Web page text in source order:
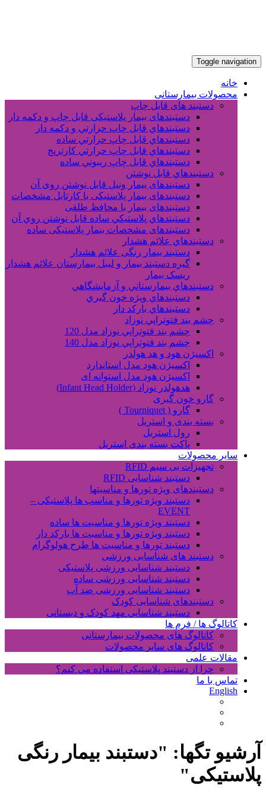
Toggle navigation
خانه
محصولات بیمارستانی
دستبند های قابل چاپ
دستبندهای بیمار پلاستیکی قابل چاپ و دکمه دار
دستبندهاي قابل چاپ حرارتي و دکمه دار
دستبندهاي قابل چاپ حرارتي ساده
دستبندهاي قابل چاپ حرارتي کارتريج
دستبندهاي قابل چاپ ريبوني ساده
دستبندهاي قابل نوشتن
دستبندهای بیمار ونیل قابل نوشتن روی آن
دستبندهای بیمار پلاستیکی با کارتابل مشخصات
دستبندهای بیمار با محافظ طلقی
دستبندهاي پلاستيکي ساده قابل نوشتن روي آن
دستبندهای مشخصات بیمار پلاستیکی ساده
دستبندهاي علائم هشدار
دستبند بیمار رنگی علائم هشدار
گیره دستبند بیمار و لیبل بیمارستان علائم هشدار
ریسک بیمار
دستبندهاي بيمارستاني و آزمايشگاهي
دستبندهاي ويژه خون گيري
دستبندهاي بارکد دار
چشم بند فتوتراپي نوزاد
چشم بند فتوتراپي نوزاد مدل 120
چشم بند فتوتراپي نوزاد مدل 140
اکسیژن هود و هد هولدر
اکسیژن هود مدل استاندارد
اکسیژن هود مدل استوانه ای
هدهولدر نوزاد (Infant Head Holder)
گارو خون گیری
گارو ( Tourniquet )
بسته بندی و استریل
رول استریل
پاکت بسته بندی استریل
سایر محصولات
تجهیزات بی سیم RFID
دستبند شناسایی RFID
دستبندهای ویژه تورها و مناسبتها
دستبند ویژه تورها و مناسب ها پلاستیکی –
EVENT
دستبند ویژه تورها و مناسبت ها ساده
دستبند ویژه تورها و مناسبت ها بارکد دار
دستبند تورها و مناسبت ها طرح هولوگرام
دستبند های شناسایی ورزشی
دستبند شناسایی ورزشی پلاستیکی
دستبند شناسایی ورزشی ساده
دستبند شناسایی ورزشی ضد آب
دستبندهای شناسایی کودک
دستبند شناسایی مهد کودک و دبستانی
کاتالوگ ها / فرم ها
کاتالوگ های محصولات بیمارستانی
کاتالوگ های سایر محصولات
مقالات علمی
چرا از دستبند پلاستیکی استفاده می کنم؟
تماس با ما
English
آرشیو تگها: "دستبند بیمار رنگی
پلاستیکی"